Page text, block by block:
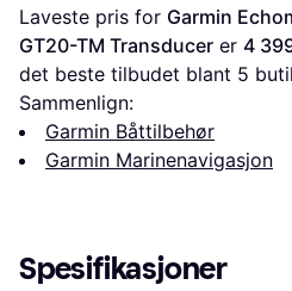
Laveste pris for Garmin
GT20-TM Transducer er 4
det beste tilbudet blant 5
Sammenlign:
Garmin Båttilbehør
Garmin Marinenavigasjon
Spesifikasjoner